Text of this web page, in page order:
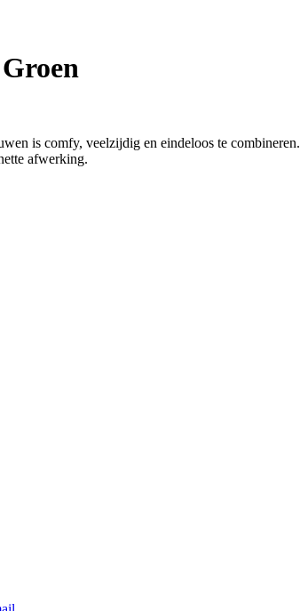
is comfy, veelzijdig en eindeloos te combineren.
afwerking.